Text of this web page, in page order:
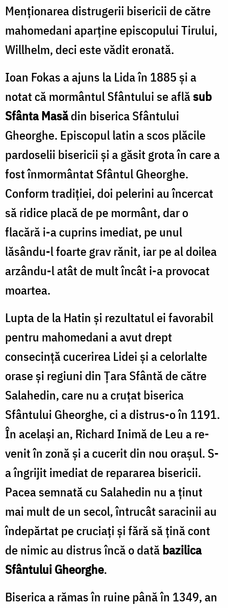
Menţionarea distrugerii bisericii de către
mahomedani aparţine episcopului Tirului,
Will­helm, deci este vădit eronată.
Ioan Fokas a ajuns la Lida în 1885 şi a
notat că mormântul Sfântului se aflăsub
Sfânta Masădin biserica Sfântului
Gheorghe. Episcopul latin a scos plăcile
pardoselii bisericii şi a găsit grota în care a
fost înmormântat Sfântul Gheorghe.
Conform tradiţiei, doi pelerini au încercat
să ridice placă de pe mormânt, dar o
flacără i-a cuprins imediat, pe unul
lăsându-l foarte grav rănit, iar pe al doilea
arzându-l atât de mult încât i-a provocat
moartea.
Lupta de la Hatin şi rezultatul ei favorabil
pentru mahomedani a avut drept
consecinţă cu­cerirea Lidei şi a celorlalte
orase şi regiuni din Ţara Sfântă de către
Salahedin, care nu a cruţat biserica
Sfântului Gheorghe, ci a distrus-o în 1191.
În acelaşi an, Richard Inimă de Leu a re­
venit în zonă şi a cucerit din nou oraşul. S-
a în­grijit imediat de repararea bisericii.
Pacea sem­nată cu Salahedin nu a ţinut
mai mult de un secol, întrucât saracinii au
îndepărtat pe cruciaţi şi fără să ţină cont
de nimic au distrus încă o datăbazilica
Sfântului Gheorghe.
Biserica a rămas în ruine până în 1349, an